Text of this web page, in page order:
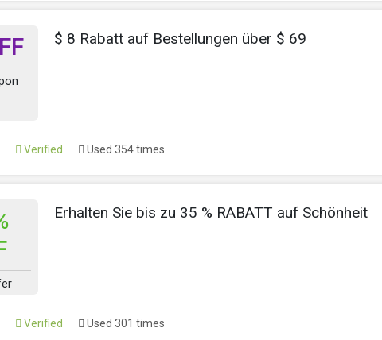
$ 8 Rabatt auf Bestellungen über $ 69
Verified Used 354 times
Erhalten Sie bis zu 35 % RABATT auf Schönheit
Verified Used 301 times